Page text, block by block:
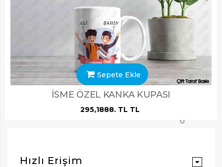
the
current
setting
is
correct
(/var/lib/
in
0
ARAMAK İÇIN ENTER'E BASIN
Sepete Ekle
İSME ÖZEL KANKA KUPASI
295,1888. TL TL
Hızlı Erişim